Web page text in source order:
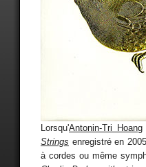
Lorsqu'Antonin-Tri Hoang
Strings enregistré en
à cordes ou même